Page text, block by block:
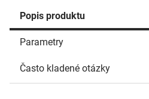
Popis produktu
Parametry
Často kladené otázky